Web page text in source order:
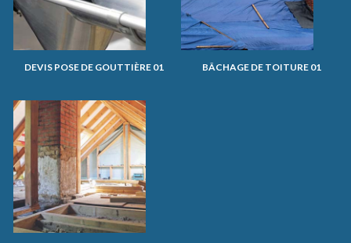
DEVIS POSE DE GOUTTIÈRE 01 BÂCHAGE DE TOITURE 01